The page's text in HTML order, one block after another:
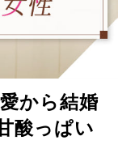
から結婚
酸っぱい